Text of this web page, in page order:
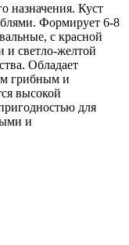
назначения. Куст
Формирует 6-8
с красной
и светло-желтой
Обладает
грибным и
высокой
для
и